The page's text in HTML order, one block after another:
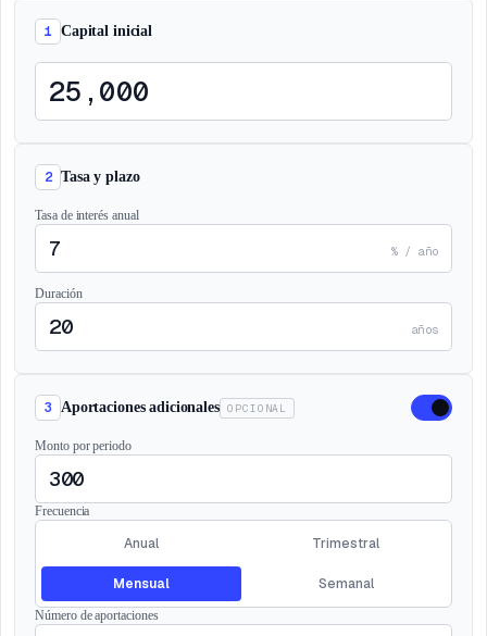
1 Capital inicial
2 Tasa y plazo
Tasa de interés anual
% / año
Duración
años
3 Aportaciones adicionales OPCIONAL
Monto por periodo
Frecuencia
Anual Trimestral
Mensual Semanal
Número de aportaciones